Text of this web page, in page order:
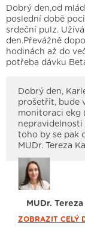
Dobrý den,od
poslední době
srdeční pulz.
den.Převážně
hodinách až do
potřeba dávku
Dobrý den,
prošetřit, bude
monitoraci ekg
nepravidelnosti
toho by se pak
MUDr. Tereza
MUDr.
ZOBRAZIT CELÝ